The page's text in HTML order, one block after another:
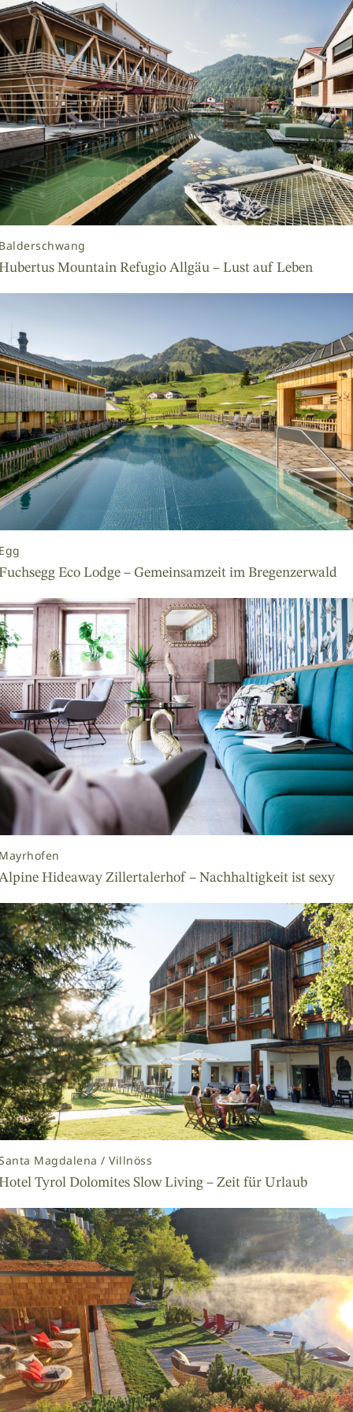
Mountain Refugio Allgäu – Lust auf Leben
Eco Lodge – Gemeinsamzeit im Bregenzerwald
Hideaway Zillertalerhof – Nachhaltigkeit ist sexy
Magdalena / Villnöss
Tyrol Dolomites Slow Living – Zeit für Urlaub